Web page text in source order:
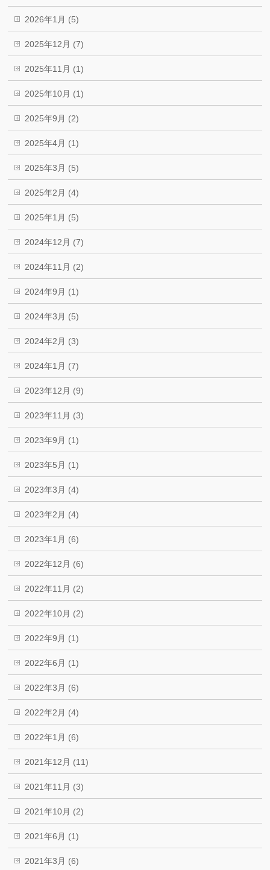
2026年1月 (5)
2025年12月 (7)
2025年11月 (1)
2025年10月 (1)
2025年9月 (2)
2025年4月 (1)
2025年3月 (5)
2025年2月 (4)
2025年1月 (5)
2024年12月 (7)
2024年11月 (2)
2024年9月 (1)
2024年3月 (5)
2024年2月 (3)
2024年1月 (7)
2023年12月 (9)
2023年11月 (3)
2023年9月 (1)
2023年5月 (1)
2023年3月 (4)
2023年2月 (4)
2023年1月 (6)
2022年12月 (6)
2022年11月 (2)
2022年10月 (2)
2022年9月 (1)
2022年6月 (1)
2022年3月 (6)
2022年2月 (4)
2022年1月 (6)
2021年12月 (11)
2021年11月 (3)
2021年10月 (2)
2021年6月 (1)
2021年3月 (6)